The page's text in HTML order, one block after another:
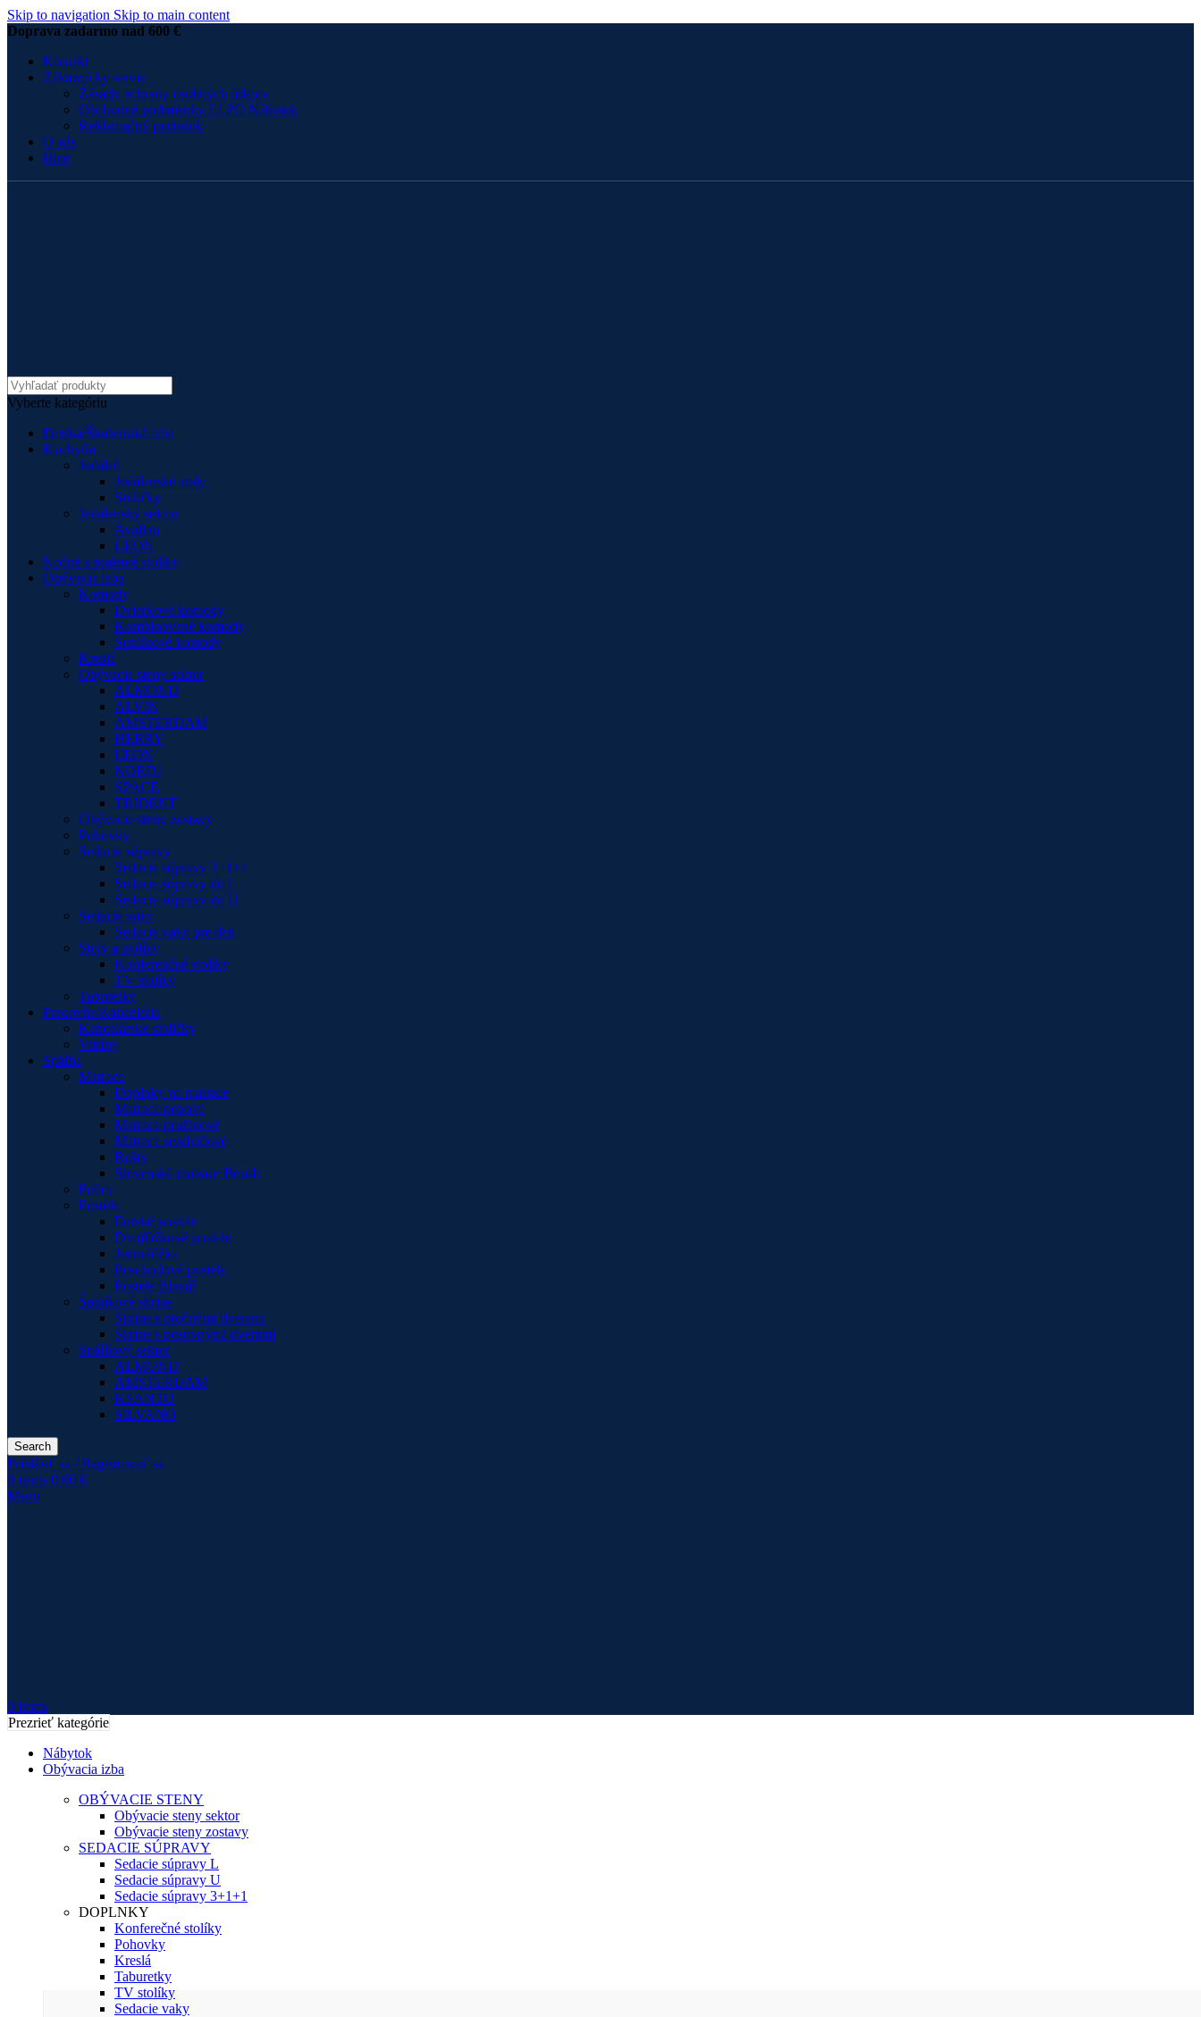
Skip to navigation Skip to main content
Doprava zadarmo nad 600 €
Kontakt
Zákaznícky servis
Zásady ochrany osobných údajov
Obchodné podmienky ELPO Nábytok
Reklamačný poriadok
O nás
Blog
Vyberte kategóriu
Detská/Študentská izba
Kuchyňa
Jedáleň
Jedálenské stoly
Stoličky
Jedálenský sektor
Avallon
LEON
Nočné a toaletné stolíky
Obývacia izba
Komody
Dvierkové komody
Kombinované komody
Šuplíkové komody
Kreslá
Obývacie steny sektor
ALMOND
ALVIN
AMSTERDAM
HERRY
LEON
NORDI
SPACE
TRIDENT
Obývacie steny zostavy
Pohovky
Sedacie súpravy
Sedacie súpravy 3+1+1
Sedacie súpravy do L
Sedacie súpravy do U
Sedacie vaky
Sedacie vaky pre deti
Stoly a stolíky
Konferenčné stolíky
TV stolíky
Taburetky
Pracovňa/Kancelária
Kancelárske stoličky
Vitríny
Spálňa
Matrace
Doplnky na matrace
Matrace penové
Matrace pružinové
Matrace sendvičové
Rošty
Slovenské matrace Benab
Police
Postele
Detské postele
Dvojlôžkové postele
Jednolôžka
Poschodové postele
Postele Blanář
Šatníkové skrine
Skrine s otočnými dverami
Skrine s posuvnými dverami
Spálňový sektor
ALMOND
AMSTERDAM
KSANTO
SILVANO
Search
Prihlásiť sa / Registrovať sa
0 items 0,00 €
Menu
0 items
Prezrieť kategórie
Nábytok
Obývacia izba
OBÝVACIE STENY
Obývacie steny sektor
Obývacie steny zostavy
SEDACIE SÚPRAVY
Sedacie súpravy L
Sedacie súpravy U
Sedacie súpravy 3+1+1
DOPLNKY
Konferečné stolíky
Pohovky
Kreslá
Taburetky
TV stolíky
Sedacie vaky